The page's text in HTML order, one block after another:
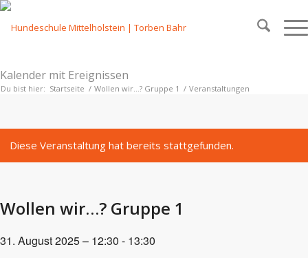
Kalender mit Ereignissen
Du bist hier: Startseite / Wollen wir…? Gruppe 1 / Veranstaltungen
Diese Veranstaltung hat bereits stattgefunden.
Wollen wir…? Gruppe 1
31. August 2025 – 12:30 - 13:30